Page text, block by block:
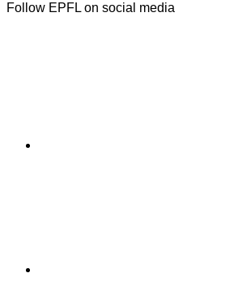
Follow EPFL on social media